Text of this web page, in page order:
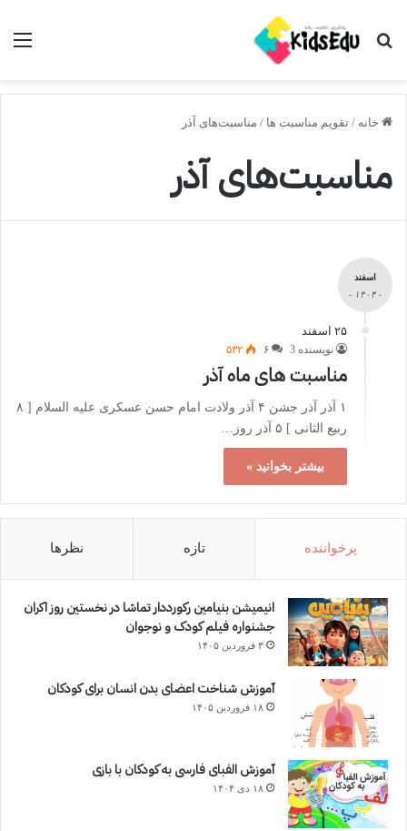
جستجو برای
خانه / تقویم مناسبت ها / مناسبت‌های آذر
مناسبت‌های آذر
اسفند
- ۱۴۰۴ -
۲۵ اسفند
نویسنده 3 ۶ ۵۳۲
مناسبت های ماه آذر
۱ آذر آذر جشن ۴ آذر ولادت امام حسن عسکری علیه السلام [ ٨
ربیع الثانی ] ۵ آذر روز…
بیشتر بخوانید »
پرخواننده تازه نظرها
انیمیشن بنیامین رکورددار تماشا در نخستین روز اکران‌
جشنواره فیلم کودک و نوجوان
۳ فروردین ۱۴۰۵
آموزش شناخت اعضای بدن انسان برای کودکان
۱۸ فروردین ۱۴۰۵
آموزش الفبای فارسی به کودکان با بازی
۱۸ دی ۱۴۰۴